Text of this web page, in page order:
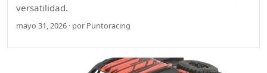
versatilidad.
mayo 31, 2026 · por Puntoracing